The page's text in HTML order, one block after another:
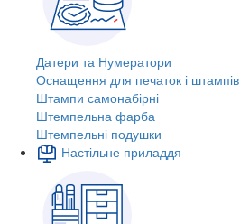
Датери та Нумератори
Оснащення для печаток і штампів
Штампи самонабірні
Штемпельна фарба
Штемпельні подушки
Настільне приладдя